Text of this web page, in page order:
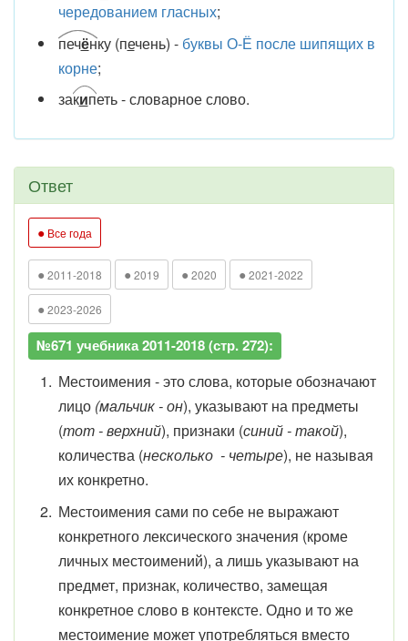
чередованием гласных;
печёнку (печень) - буквы О-Ё после шипящих в
корне;
закипеть - словарное слово.
Ответ
● Все года
● 2011-2018 ● 2019 ● 2020 ● 2021-2022
● 2023-2026
№671 учебника 2011-2018 (стр. 272):
Местоимения - это слова, которые обозначают
лицо (мальчик - он), указывают на предметы
(тот - верхний), признаки (синий - такой),
количества (несколько - четыре), не называя
их конкретно.
Местоимения сами по себе не выражают
конкретного лексического значения (кроме
личных местоимений), а лишь указывают на
предмет, признак, количество, замещая
конкретное слово в контексте. Одно и то же
местоимение может употребляться вместо